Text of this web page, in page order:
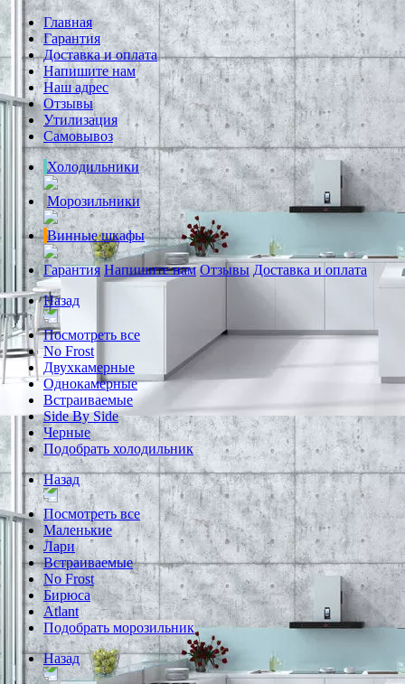
Главная
Гарантия
Доставка и оплата
Напишите нам
Наш адрес
Отзывы
Утилизация
Самовывоз
Холодильники
Морозильники
Винные шкафы
Гарантия Напишите нам Отзывы Доставка и оплата
Назад
Посмотреть все
No Frost
Двухкамерные
Однокамерные
Встраиваемые
Side By Side
Черные
Подобрать холодильник
Назад
Посмотреть все
Маленькие
Лари
Встраиваемые
No Frost
Бирюса
Atlant
Подобрать морозильник
Назад